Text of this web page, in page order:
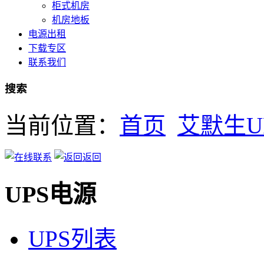
柜式机房
机房地板
电源出租
下载专区
联系我们
搜索
当前位置： 首页 艾默生
返回
UPS电源
UPS列表